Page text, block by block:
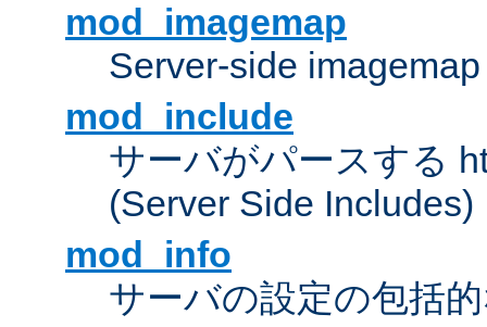
mod_imagemap
Server-side
mod_include
サーバがパースする
(Server Side Includes)
mod_info
サーバの設定の包括